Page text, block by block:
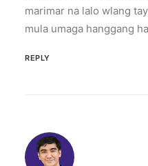
marimar na lalo wlang
mula umaga hanggang
REPLY